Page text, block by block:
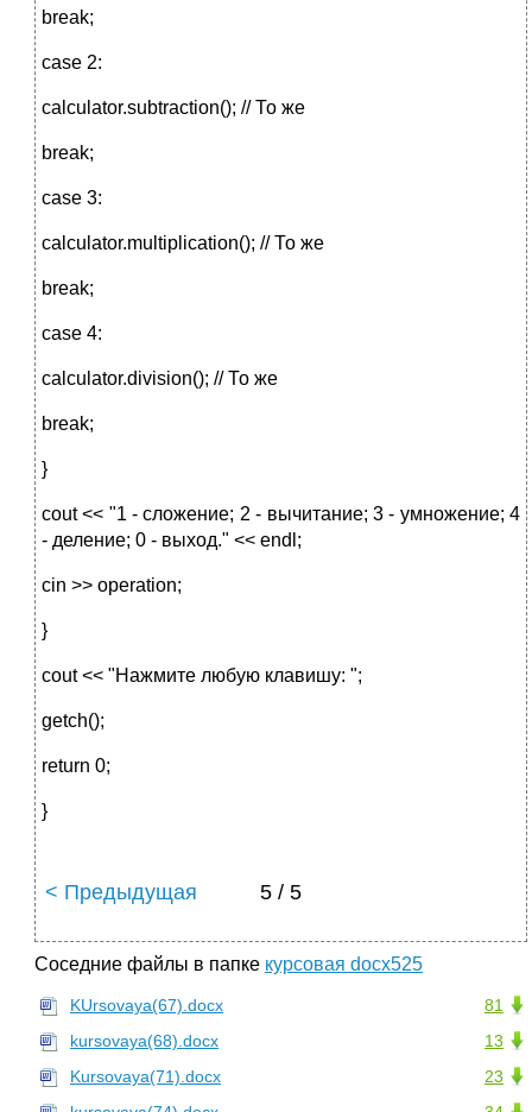
break;
case 2:
calculator.subtraction(); // То же
break;
case 3:
calculator.multiplication(); // То же
break;
case 4:
calculator.division(); // То же
break;
}
cout << "1 - сложение; 2 - вычитание; 3 - умножение; 4
- деление; 0 - выход." << endl;
cin >> operation;
}
cout << "Нажмите любую клавишу: ";
getch();
return 0;
}
< Предыдущая 5 / 5
Соседние файлы в папке курсовая docx525
81
KUrsovaya(67).docx
13
kursovaya(68).docx
23
Kursovaya(71).docx